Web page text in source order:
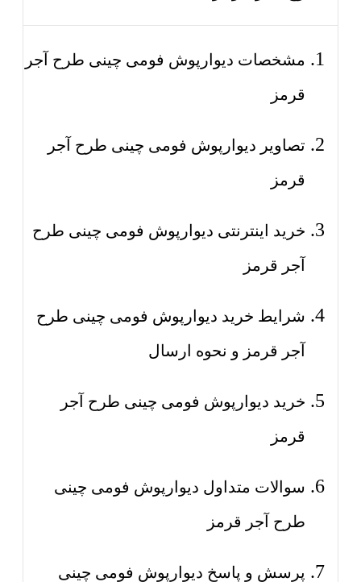
مشخصات دیوارپوش فومی چینی طرح آجر
قرمز
تصاویر دیوارپوش فومی چینی طرح آجر
قرمز
خرید اینترنتی دیوارپوش فومی چینی طرح
آجر قرمز
شرایط خرید دیوارپوش فومی چینی طرح
آجر قرمز و نحوه ارسال
خرید دیوارپوش فومی چینی طرح آجر
قرمز
سوالات متداول دیوارپوش فومی چینی
طرح آجر قرمز
پرسش و پاسخ دیوارپوش فومی چینی